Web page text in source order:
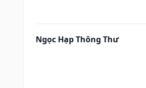
Ngọc Hạp Thông Thư